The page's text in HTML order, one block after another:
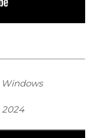
Windows
2024